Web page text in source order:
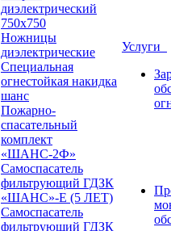
диэлектрический
750х750
Ножницы
диэлектрические
Специальная
огнестойкая накидка
шанс
Пожарно-
спасательный
комплект
«ШАНС-2Ф»
Самоспасатель
фильтрующий ГДЗК
«ШАНС»-Е (5 ЛЕТ)
Самоспасатель
фильтрующий ГДЗК
Услуги